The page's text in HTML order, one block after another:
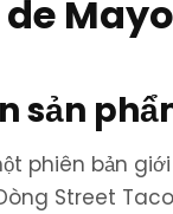
sản
phiên bản
Street